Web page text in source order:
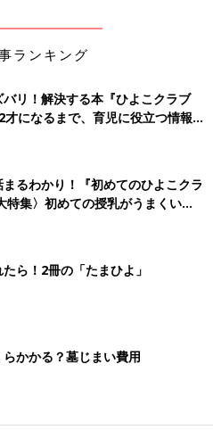
ランキング
リ！解決する本『ひよこクラブ
になるまで、育児に役立つ情報が
るわかり！『初めてのひよこクラ
特集〉初めての授乳がうまくい
クの基本と夏のトラブル 解決テ
ら！2冊の「たまひよ」
かかる？墓じまい費用